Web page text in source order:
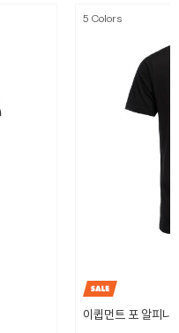
5 Colors
이큅먼트 포 알피